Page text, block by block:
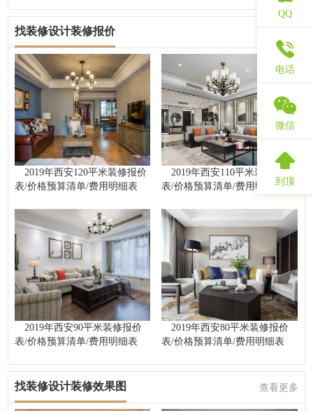
找装修设计装修报价
2019年西安120平米装修报价
表/价格预算清单/费用明细表
2019年西安110平米装修报价
表/价格预算清单/费用明细表
2019年西安90平米装修报价
表/价格预算清单/费用明细表
2019年西安80平米装修报价
表/价格预算清单/费用明细表
找装修设计装修效果图 查看更多
QQ
电话
微信
到顶